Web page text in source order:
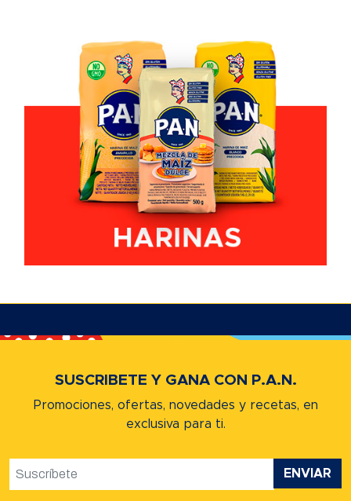
SUSCRIBETE Y GANA CON P.A.N.
Promociones, ofertas, novedades y recetas, en
exclusiva para ti.
ENVIAR